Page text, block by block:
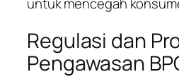
Regulasi dan
Pengawasan